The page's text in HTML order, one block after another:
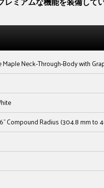
Maple Neck-Through-Body with
Compound Radius (304.8 mm to